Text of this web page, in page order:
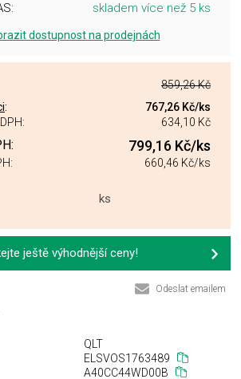
skladem více než 5 ks
dostupnost na prodejnách
859,26 Kč
: 767,26 Kč/ks
634,10 Kč
799,16 Kč/ks
660,46 Kč/ks
ks
ještě výhodnější ceny!
Odeslat emailem
QLT
ELSVOS1763489
A40CC44WD00B